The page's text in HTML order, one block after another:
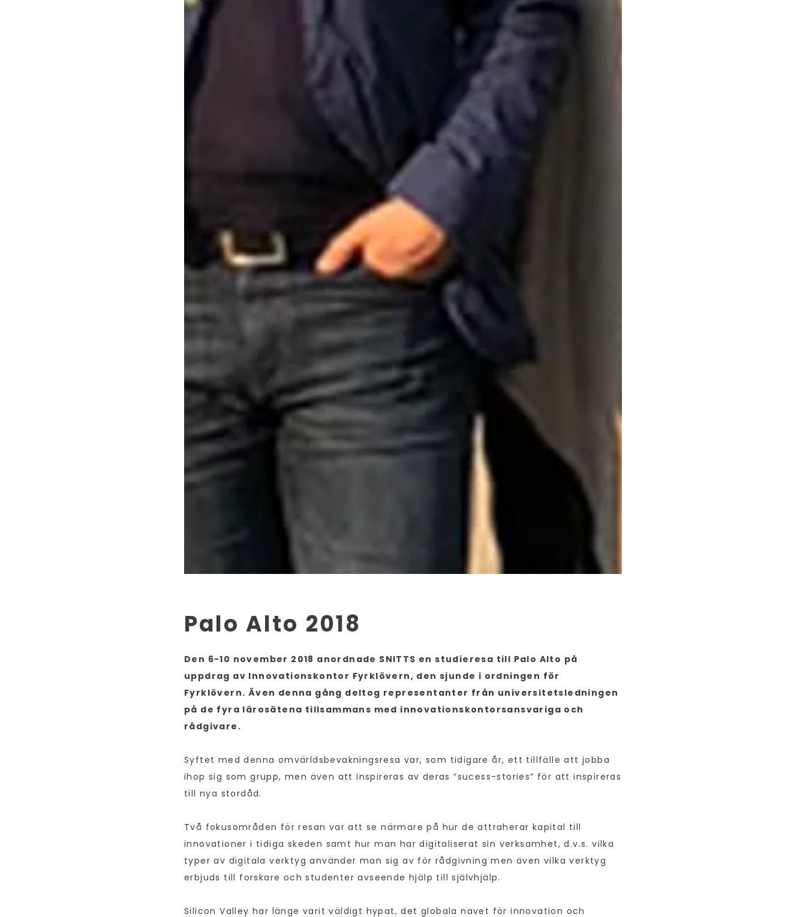
Palo Alto 2018
Den 6-10 november 2018 anordnade SNITTS en studieresa till Palo Alto på
uppdrag av Innovationskontor Fyrklövern, den sjunde i ordningen för
Fyrklövern. Även denna gång deltog representanter från universitetsledningen
på de fyra lärosätena tillsammans med innovationskontorsansvariga och
rådgivare.
Syftet med denna omvärldsbevakningsresa var, som tidigare år, ett tillfälle att jobba
ihop sig som grupp, men även att inspireras av deras ”sucess-stories” för att inspireras
till nya stordåd.
Två fokusområden för resan var att se närmare på hur de attraherar kapital till
innovationer i tidiga skeden samt hur man har digitaliserat sin verksamhet, d.v.s. vilka
typer av digitala verktyg använder man sig av för rådgivning men även vilka verktyg
erbjuds till forskare och studenter avseende hjälp till självhjälp.
Silicon Valley har länge varit väldigt hypat, det globala navet för innovation och